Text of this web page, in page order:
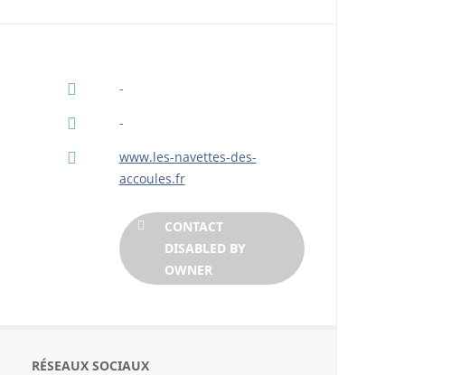
-
-
www.les-navettes-des-
accoules.fr
CONTACT
DISABLED BY
OWNER
RÉSEAUX SOCIAUX